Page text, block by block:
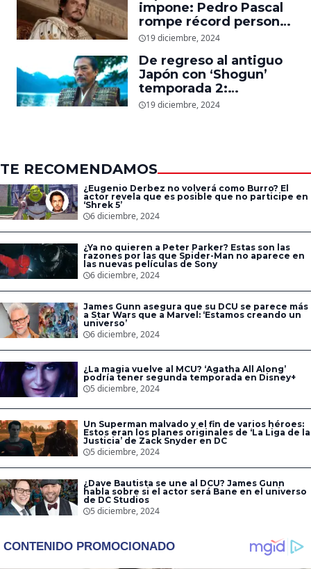
del superhéroe
impone: Pedro Pascal
rompe récord personal
en taquilla con
19 diciembre, 2024
De regreso al antiguo
Japón con ‘Shogun’
temporada 2:
Showrunners explican
19 diciembre, 2024
TE RECOMENDAMOS
¿Eugenio Derbez no volverá como Burro? El
actor revela que es posible que no participe en
‘Shrek 5’
6 diciembre, 2024
¿Ya no quieren a Peter Parker? Estas son las
razones por las que Spider-Man no aparece en
las nuevas películas de Sony
6 diciembre, 2024
James Gunn asegura que su DCU se parece más
a Star Wars que a Marvel: ‘Estamos creando un
universo’
6 diciembre, 2024
¿La magia vuelve al MCU? ‘Agatha All Along’
podría tener segunda temporada en Disney+
5 diciembre, 2024
Un Superman malvado y el fin de varios héroes:
Estos eran los planes originales de ‘La Liga de la
Justicia’ de Zack Snyder en DC
5 diciembre, 2024
¿Dave Bautista se une al DCU? James Gunn
habla sobre si el actor será Bane en el universo
de DC Studios
5 diciembre, 2024